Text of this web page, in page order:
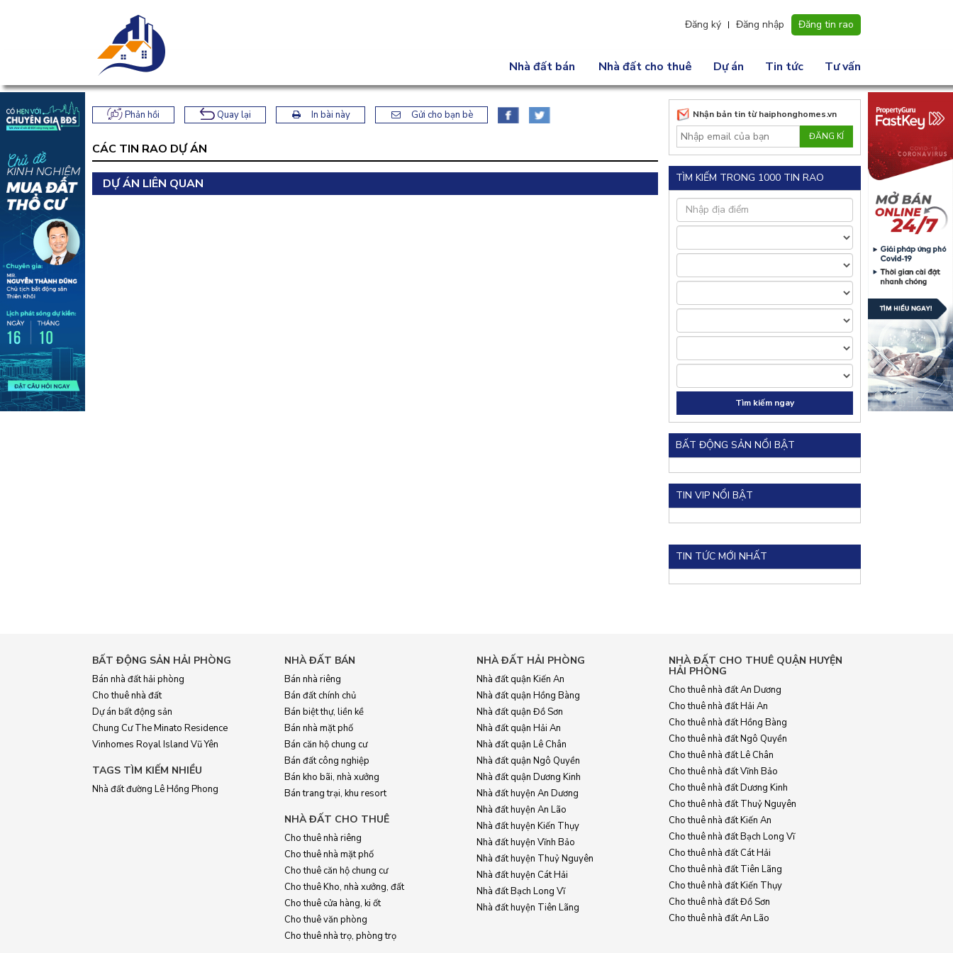
Đăng tin rao
Đăng nhập
Đăng ký
Nhà đất bán Nhà đất cho thuê Dự án Tin tức Tư vấn
Phản hồi Quay lại In bài này Gửi cho bạn bè
CÁC TIN RAO DỰ ÁN
DỰ ÁN LIÊN QUAN
Nhận bản tin từ haiphonghomes.vn
TÌM KIẾM TRONG 1000 TIN RAO
BẤT ĐỘNG SẢN NỔI BẬT
TIN VIP NỔI BẬT
TIN TỨC MỚI NHẤT
BẤT ĐỘNG SẢN HẢI PHÒNG
Bán nhà đất hải phòng
Cho thuê nhà đất
Dự án bất động sản
Chung Cư The Minato Residence
Vinhomes Royal Island Vũ Yên
TAGS TÌM KIẾM NHIỀU
Nhà đất đường Lê Hồng Phong
NHÀ ĐẤT BÁN
Bán nhà riêng
Bán đất chính chủ
Bán biệt thự, liền kề
Bán nhà mặt phố
Bán căn hộ chung cư
Bán đất công nghiệp
Bán kho bãi, nhà xưởng
Bán trang trại, khu resort
NHÀ ĐẤT CHO THUÊ
Cho thuê nhà riêng
Cho thuê nhà mặt phố
Cho thuê căn hộ chung cư
Cho thuê Kho, nhà xưởng, đất
Cho thuê cửa hàng, ki ốt
Cho thuê văn phòng
Cho thuê nhà trọ, phòng trọ
NHÀ ĐẤT HẢI PHÒNG
Nhà đất quận Kiến An
Nhà đất quận Hồng Bàng
Nhà đất quận Đồ Sơn
Nhà đất quận Hải An
Nhà đất quận Lê Chân
Nhà đất quận Ngô Quyền
Nhà đất quận Dương Kinh
Nhà đất huyện An Dương
Nhà đất huyện An Lão
Nhà đất huyện Kiến Thụy
Nhà đất huyện Vĩnh Bảo
Nhà đất huyện Thuỷ Nguyên
Nhà đất huyện Cát Hải
Nhà đất Bạch Long Vĩ
Nhà đất huyện Tiên Lãng
NHÀ ĐẤT CHO THUÊ QUẬN HUYỆN
HẢI PHÒNG
Cho thuê nhà đất An Dương
Cho thuê nhà đất Hải An
Cho thuê nhà đất Hồng Bàng
Cho thuê nhà đất Ngô Quyền
Cho thuê nhà đất Lê Chân
Cho thuê nhà đất Vĩnh Bảo
Cho thuê nhà đất Dương Kinh
Cho thuê nhà đất Thuỷ Nguyên
Cho thuê nhà đất Kiến An
Cho thuê nhà đất Bạch Long Vĩ
Cho thuê nhà đất Cát Hải
Cho thuê nhà đất Tiên Lãng
Cho thuê nhà đất Kiến Thụy
Cho thuê nhà đất Đồ Sơn
Cho thuê nhà đất An Lão